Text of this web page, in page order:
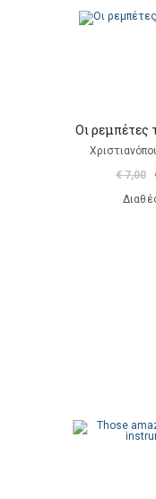
Οι ρεμπέτες
€ 7,00